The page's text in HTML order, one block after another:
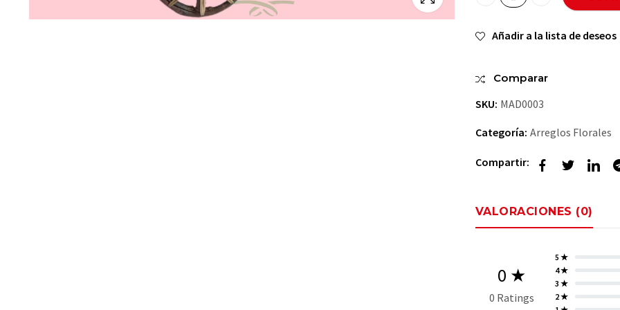
😘MiMamitaInteligente😋
Añadir a la lista de deseos
Comparar
SKU: MAD0003
Categoría: Arreglos Florales
Compartir:
VALORACIONES (0)
0 ★
0 Ratings
5 ★
4 ★
3 ★
2 ★